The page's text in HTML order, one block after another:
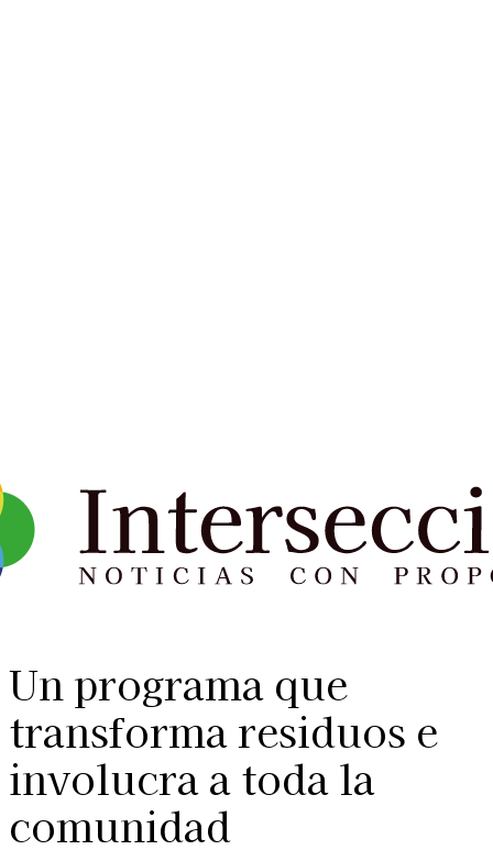
Un programa que
transforma residuos e
involucra a toda la
comunidad